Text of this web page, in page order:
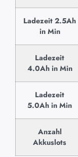
Ladezeit 2.5Ah
in Min
Ladezeit
4.0Ah in Min
Ladezeit
5.0Ah in Min
Anzahl
Akkuslots